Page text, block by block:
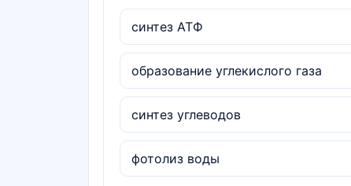
синтез АТФ
образование углекислого газа
синтез углеводов
фотолиз воды